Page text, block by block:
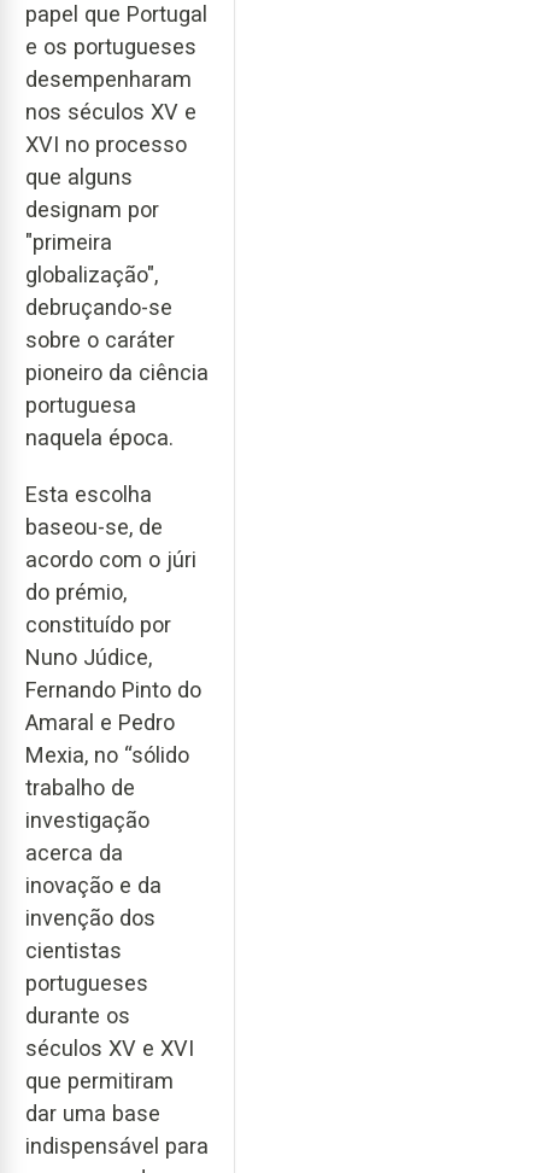
papel que Portugal
e os portugueses
desempenharam
nos séculos XV e
XVI no processo
que alguns
designam por
"primeira
globalização",
debruçando-se
sobre o caráter
pioneiro da ciência
portuguesa
naquela época.
Esta escolha
baseou-se, de
acordo com o júri
do prémio,
constituído por
Nuno Júdice,
Fernando Pinto do
Amaral e Pedro
Mexia, no “sólido
trabalho de
investigação
acerca da
inovação e da
invenção dos
cientistas
portugueses
durante os
séculos XV e XVI
que permitiram
dar uma base
indispensável para